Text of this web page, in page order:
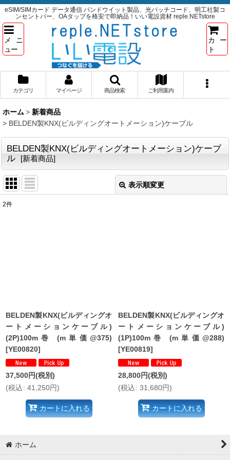
eSIM/SIMカード データ通信 パンドウイット製品、光パッチコード、明工社製コ
ンセントバー、OAタップを格安で即納品！いい電設資材 reple.NETstore
メニ
ュー
カー
ト
カテゴリ マイページ 商品検索 ご利用案内
ホーム > 新着商品
> BELDEN製KNX(ビルディングオートメーション)ケーブル
BELDEN製KNX(ビルディングオートメーション)ケーブ
ル
[新着商品]
表示順変更
2件
BELDEN製KNX(ビルディングオ
ートメーションケーブル)
(2P)100m巻 (m単価@375)
[YE00820]
37,500円(税別)
(税込: 41,250円)
カートに入れる
BELDEN製KNX(ビルディングオ
ートメーションケーブル)
(1P)100m巻 (m単価@288)
[YE00819]
28,800円(税別)
(税込: 31,680円)
カートに入れる
ホーム